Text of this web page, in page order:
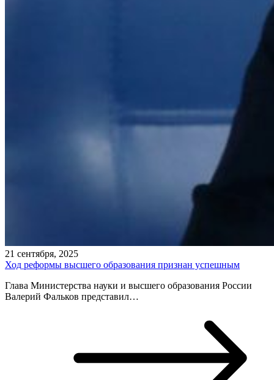
21 сентября, 2025
Ход реформы высшего образования признан успешным
Глава Министерства науки и высшего образования России
Валерий Фальков представил…